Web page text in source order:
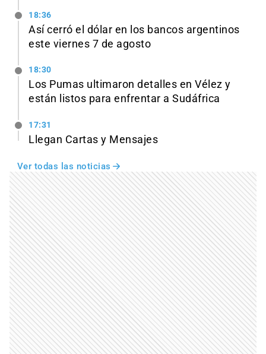
18:36
Así cerró el dólar en los bancos argentinos
este viernes 7 de agosto
18:30
Los Pumas ultimaron detalles en Vélez y
están listos para enfrentar a Sudáfrica
17:31
Llegan Cartas y Mensajes
Ver todas las noticias